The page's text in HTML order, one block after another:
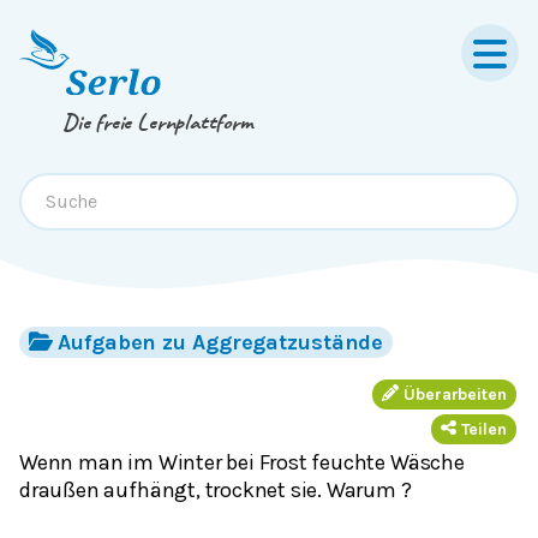
Springe zum
Die freie Lernplattform
Aufgaben zu Aggregatzustände
Überarbeiten
Teilen
Wenn man im Winter bei Frost feuchte Wäsche
draußen aufhängt, trocknet sie. Warum ?